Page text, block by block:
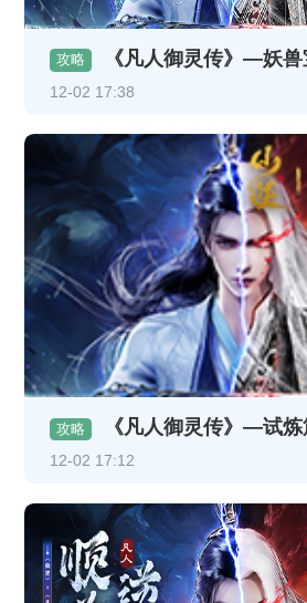
攻略 《凡人御灵传》—妖
12-02 17:38
攻略 《凡人御灵传》—试炼
12-02 17:12